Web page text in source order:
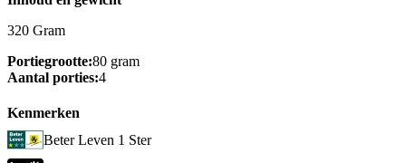
320 Gram
Portiegrootte:80 gram
Aantal porties:4
Kenmerken
Beter Leven 1 Ster